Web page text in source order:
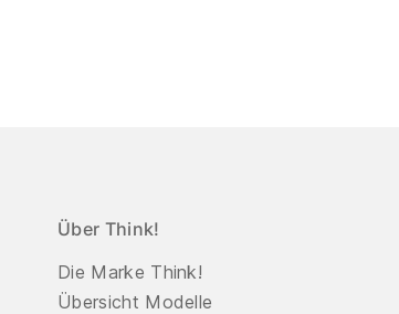
Über Think!
Die Marke Think!
Übersicht Modelle